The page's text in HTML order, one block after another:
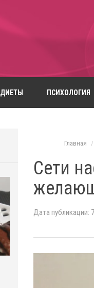
ДИЕТЫ ПСИХОЛОГИЯ
Главная
Сети
Дата публикации: